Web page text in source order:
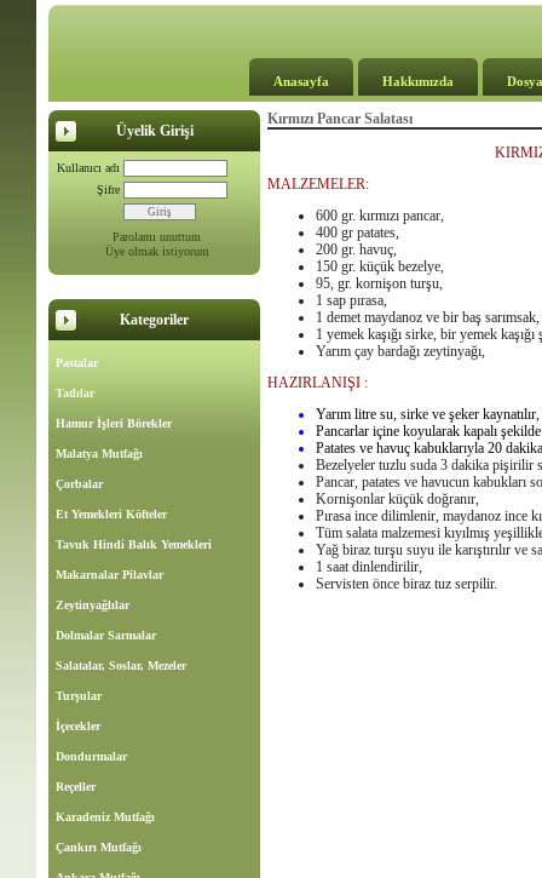
Anasayfa Hakkımızda
Üyelik Girişi
Kullanıcı adı
Şifre
Parolamı unuttum
Üye olmak istiyorum
Kategoriler
Pastalar
Tatlılar
Hamur İşleri Börekler
Malatya Mutfağı
Çorbalar
Et Yemekleri Köfteler
Tavuk Hindi Balık Yemekleri
Makarnalar Pilavlar
Zeytinyağlılar
Dolmalar Sarmalar
Salatalar, Soslar, Mezeler
Turşular
İçecekler
Dondurmalar
Reçeller
Karadeniz Mutfağı
Çankırı Mutfağı
Kırmızı Pancar Salatası
MALZEMELER:
600 gr. kırmızı pancar,
400 gr patates,
200 gr. havuç,
150 gr. küçük bezelye,
95, gr. kornişon turşu,
1 sap pırasa,
1 demet maydanoz ve bir baş sarımsak,
1 yemek kaşığı sirke, bir yemek kaşığı
Yarım çay bardağı zeytinyağı,
HAZIRLANIŞI :
Yarım litre su, sirke ve şeker kaynatılır,
Pancarlar içine koyularak kapalı
Patates ve havuç kabuklarıyla 20
Bezelyeler tuzlu suda 3 dakika pişirilir
Pancar, patates ve havucun kabukları
Kornişonlar küçük doğranır,
Pırasa ince dilimlenir, maydanoz ince
Tüm salata malzemesi kıyılmış yeşillikle
Yağ biraz turşu suyu ile karıştırılır ve
1 saat dinlendirilir,
Servisten önce biraz tuz serpilir.